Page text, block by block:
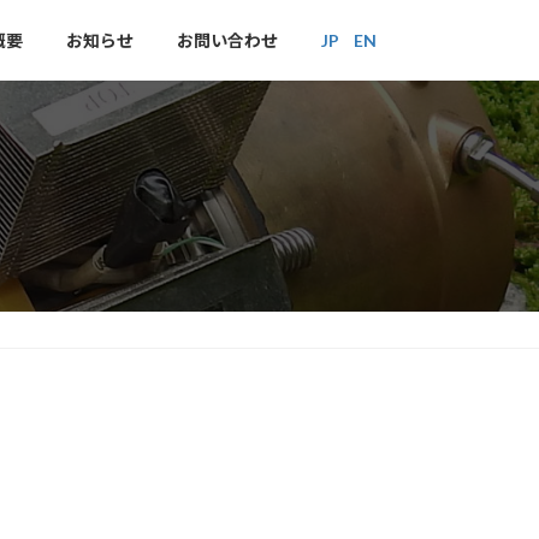
要 お知らせ お問い合わせ JP EN